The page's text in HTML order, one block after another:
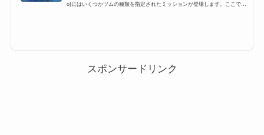
o)にはいくつかツムの種類を指定されたミッションが登場します。ここでは
ンズシリーズのツム/ミッキ...
スポンサードリンク